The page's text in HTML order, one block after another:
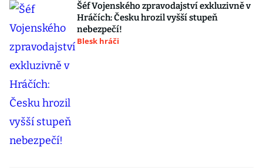
Šéf Vojenského zpravodajství exkluzivně v
Hráčích: Česku hrozil vyšší stupeň
nebezpečí!
Blesk hráči